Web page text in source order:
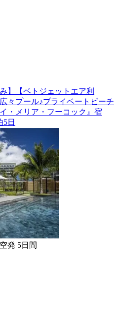
】【ベトジェットエア利
々プール♪プライベートビーチ
・メリア・フーコック』宿
日
発 5日間